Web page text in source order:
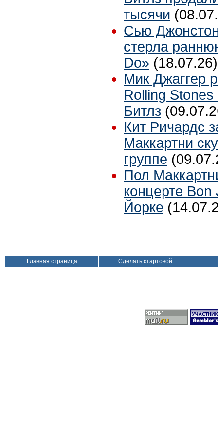
тысячи
Сью
стерла
Do» (18.07.26)
Мик Джаггер
Rolling Stones
Битлз
Кит Ричардс
Маккартни
группе
Пол
концерте
Йорке
Главная страница Сделать стартовой